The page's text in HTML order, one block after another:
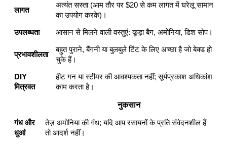
लागत
अत्यंत सस्ता (आम तौर पर $20 से कम लागत में घरेलू सामान
का उपयोग करके)।
उपलब्धता
आसान से मिलने वाली वस्तुएं: कूड़ा बैग, अमोनिया, डिश सोप।
प्रभावशीलता
बहुत पुराने, बैंगनी या बुलबुले टिंट के लिए अच्छा है जो बेक्ड हो
चुके हैं।
DIY
मित्रवत
हीट गन या स्टीमर की आवश्यकता नहीं; सूर्यप्रकाश अधिकांश
काम करता है।
नुकसान
गंध और
धुआं
तेज़ अमोनिया की गंध; यदि आप रसायनों के प्रति संवेदनशील हैं
तो आदर्श नहीं।